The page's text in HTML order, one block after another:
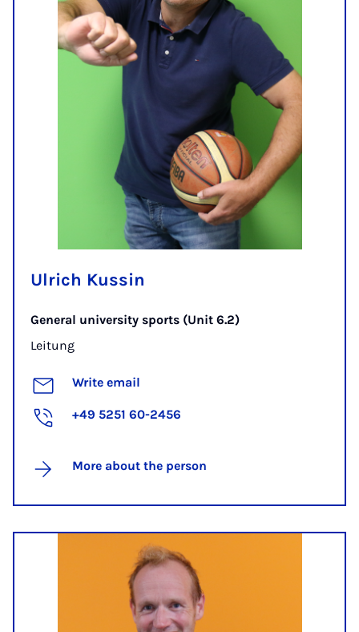
Ulrich Kussin
General university sports (Unit 6.2)
Leitung
Write email
+49 5251 60-2456
More about the person